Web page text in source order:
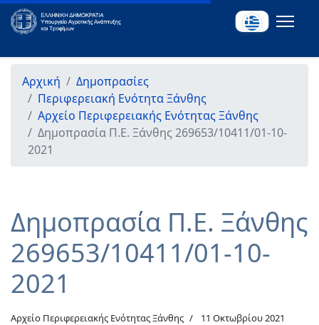
Αρχική
Δημοπρασίες
Περιφερειακή Ενότητα Ξάνθης
Αρχείο Περιφερειακής Ενότητας Ξάνθης
Δημοπρασία Π.Ε. Ξάνθης 269653/10411/01-10-
2021
Δημοπρασία Π.Ε. Ξάνθης
269653/10411/01-10-
2021
Αρχείο Περιφερειακής Ενότητας Ξάνθης 11 Οκτωβρίου 2021